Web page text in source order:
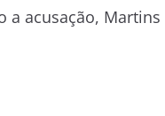
a acusação, Martins